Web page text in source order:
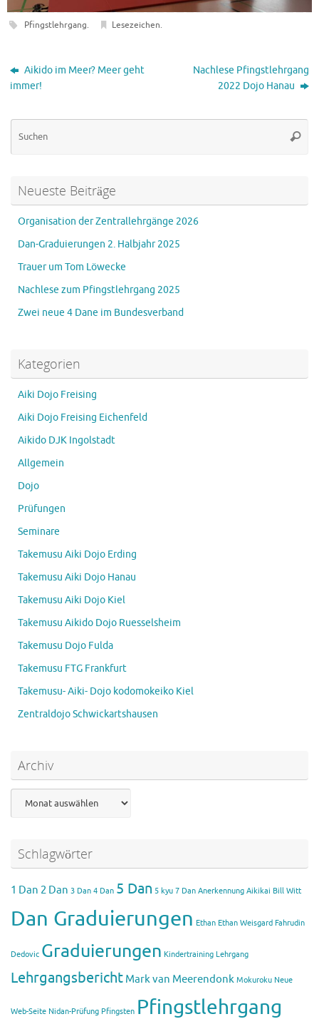
Pfingstlehrgang. Lesezeichen.
Aikido im Meer? Meer geht
immer!
Nachlese Pfingstlehrgang
2022 Dojo Hanau
Neueste Beiträge
Organisation der Zentrallehrgänge 2026
Dan-Graduierungen 2. Halbjahr 2025
Trauer um Tom Löwecke
Nachlese zum Pfingstlehrgang 2025
Zwei neue 4 Dane im Bundesverband
Kategorien
Aiki Dojo Freising
Aiki Dojo Freising Eichenfeld
Aikido DJK Ingolstadt
Allgemein
Dojo
Prüfungen
Seminare
Takemusu Aiki Dojo Erding
Takemusu Aiki Dojo Hanau
Takemusu Aiki Dojo Kiel
Takemusu Aikido Dojo Ruesselsheim
Takemusu Dojo Fulda
Takemusu FTG Frankfurt
Takemusu- Aiki- Dojo kodomokeiko Kiel
Zentraldojo Schwickartshausen
Archiv
Schlagwörter
1 Dan 2 Dan 3 Dan 4 Dan 5 Dan 5 kyu 7 Dan Anerkennung Aikikai Bill Witt
Dan Graduierungen Ethan Ethan Weisgard Fahrudin
Dedovic Graduierungen Kindertraining Lehrgang
Lehrgangsbericht Mark van Meerendonk Mokuroku Neue
Web-Seite Nidan-Prüfung Pfingsten Pfingstlehrgang